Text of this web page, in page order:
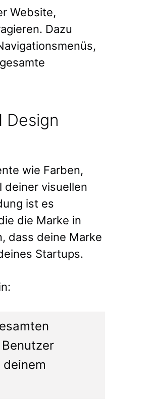
Website,
Dazu
Design
wie Farben,
deiner visuellen
ist es
die Marke in
dass deine Marke
Startups.